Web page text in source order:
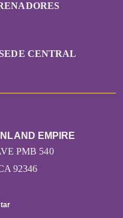
CENTRAL
EMPIRE
PMB 540
92346